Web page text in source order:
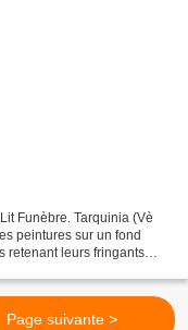
Funèbre. Tarquinia (Vè
peintures sur un fond
retenant leurs fringants
Page suivante >